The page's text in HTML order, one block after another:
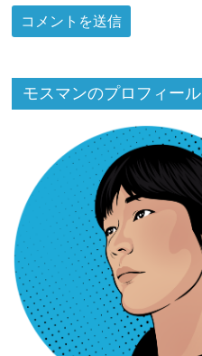
モスマンのプロフィール